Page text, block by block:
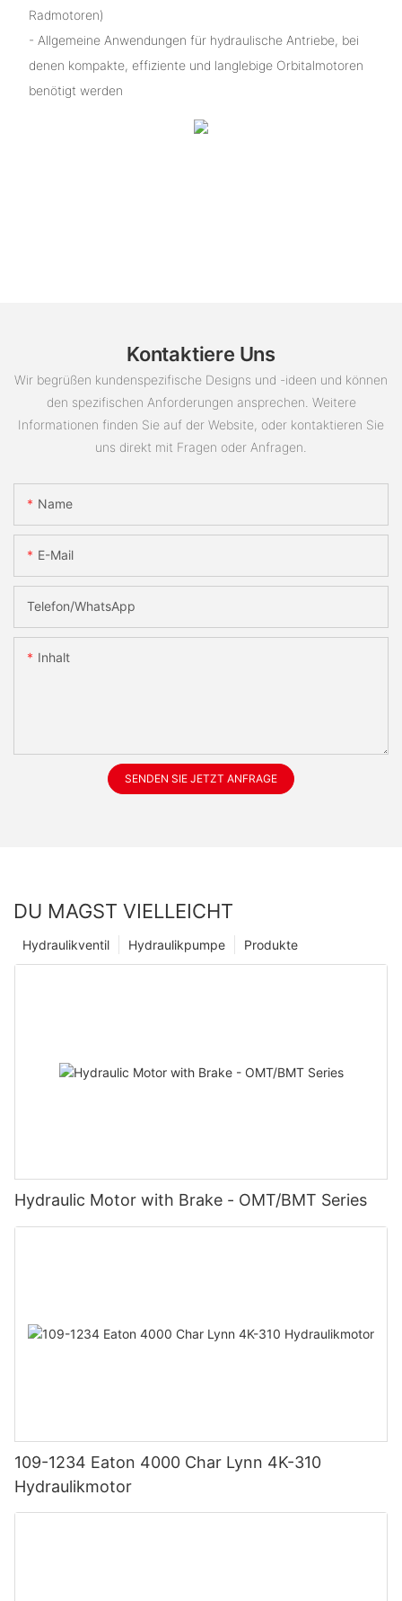
Radmotoren)
- Allgemeine Anwendungen für hydraulische Antriebe, bei
denen kompakte, effiziente und langlebige Orbitalmotoren
benötigt werden
Kontaktiere Uns
Wir begrüßen kundenspezifische Designs und -ideen und können
den spezifischen Anforderungen ansprechen. Weitere
Informationen finden Sie auf der Website, oder kontaktieren Sie
uns direkt mit Fragen oder Anfragen.
Name
E-Mail
Telefon/WhatsApp
Inhalt
SENDEN SIE JETZT ANFRAGE
DU MAGST VIELLEICHT
Produkte
Hydraulikpumpe
Hydraulikventil
Hydraulic Motor with Brake - OMT/BMT Series
109-1234 Eaton 4000 Char Lynn 4K-310
Hydraulikmotor